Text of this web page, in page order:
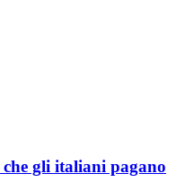
gli italiani pagano